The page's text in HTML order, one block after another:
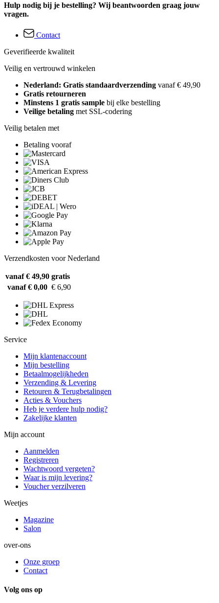
Hulp nodig bij je bestelling? Wij beantwoorden graag jouw
vragen.
Contact
Geverifieerde kwaliteit
Veilig en vertrouwd winkelen
Nederland: Gratis standaardverzending vanaf € 49,90
Gratis retourneren
Minstens 1 gratis sample bij elke bestelling
Veilige betaling met SSL-codering
Veilig betalen met
Betaling vooraf
Verzendkosten voor Nederland
vanaf € 49,90 gratis
vanaf € 0,00 € 6,90
Service
Mijn klantenaccount
Mijn bestelling
Betaalmogelijkheden
Verzending & Levering
Retouren & Terugbetalingen
Acties & Vouchers
Heb je verdere hulp nodig?
Zakelijke klanten
Mijn account
Aanmelden
Registreren
Wachtwoord vergeten?
Waar is mijn levering?
Voucher verzilveren
Weetjes
Magazine
Salon
over-ons
Onze groep
Contact
Volg ons op